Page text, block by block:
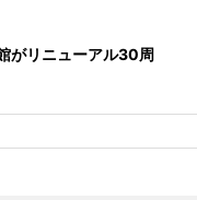
がリニューアル30周